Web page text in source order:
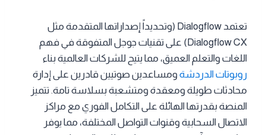
تعتمد Dialogflow (وتحديداً إصداراتها المتقدمة مثل
Dialogflow CX) على تقنيات جوجل المتفوقة في فهم
اللغات والتعلم العميق، مما يتيح للشركات العالمية بناء
روبوتات الدردشةومساعدين صوتيين قادرين على إدارة
محادثات طويلة ومعقدة ومتشعبة بسلاسة تامة. تتميز
المنصة بقدرتها الهائلة على التكامل الفوري مع مراكز
الاتصال السحابية وقنوات التواصل المختلفة، مما يوفر